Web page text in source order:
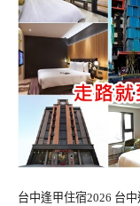
台中逢甲住宿2026 台